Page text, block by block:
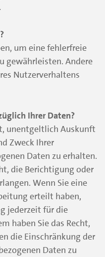
um eine fehlerfreie
gewährleisten. Andere
Nutzerverhaltens
Ihrer Daten?
unentgeltlich Auskunft
Zweck Ihrer
Daten zu erhalten.
die Berichtigung oder
Wenn Sie eine
erteilt haben,
jederzeit für die
haben Sie das Recht,
die Einschränkung der
Daten zu